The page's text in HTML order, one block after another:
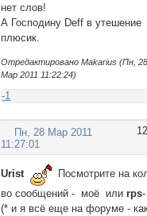
нет слов!
А Господину Deff в утешение
плюсик.
Отредактировано Makarius (Пн,
Мар 2011 11:22:24)
-1
12
Пн, 28 Мар 2011
11:27:01
Urist
Посмотрите на
во сообщений - моё илиrps-
(* и я всё еще на форуме -